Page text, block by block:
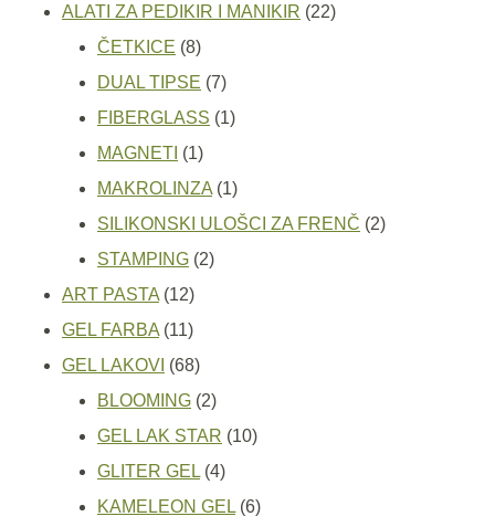
ALATI ZA PEDIKIR I MANIKIR 2222
ČETKICE 88
proizvoda
DUAL TIPSE 77
proizvoda
FIBERGLASS 11
MAGNETI 11
proizvod
MAKROLINZA 11
proizvod
SILIKONSKI ULOŠCI ZA FRENČ 22
STAMPING 22
ART PASTA 1212
proizvoda
GEL FARBA 1111
proizvoda
GEL LAKOVI 6868
proizvoda
BLOOMING 22
proizvoda
GEL LAK STAR 1010
GLITER GEL 44
proizvoda
KAMELEON GEL 66